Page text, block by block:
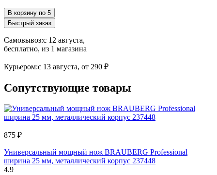
В корзину по 5
Быстрый заказ
Самовывоз:c 12 августа,
бесплатно, из 1 магазина
Курьером:c 13 августа, от 290 ₽
Сопутствующие товары
875 ₽
Универсальный мощный нож BRAUBERG Professional
ширина 25 мм, металлический корпус 237448
4.9